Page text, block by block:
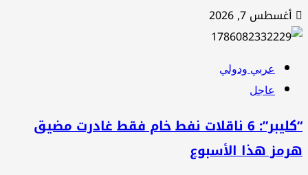
أغسطس 7, 2026
عربي ودولي
عاجل
“كليبر”: 6 ناقلات نفط خام فقط غادرت مضيق
هذا الأسبوع